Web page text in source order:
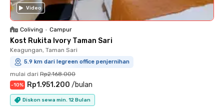
Video
Coliving • Campur
Kost Rukita Ivory Taman Sari
Keagungan, Taman Sari
5.9 km dari legreen office penjernihan
mulai dari Rp2.168.000
-10% Rp1.951.200 /bulan
Diskon sewa min. 12 Bulan